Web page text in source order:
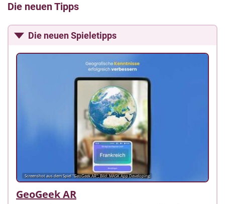
Die neuen Tipps
Die neuen Spieletipps
Screenshot aus dem Spiel "GeoGeek AR"; Bild: MASK App Developing
GeoGeek AR